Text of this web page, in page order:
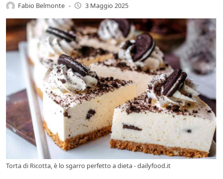
Fabio Belmonte - 3 Maggio 2025
Torta di Ricotta, è lo sgarro perfetto a dieta - dailyfood.it